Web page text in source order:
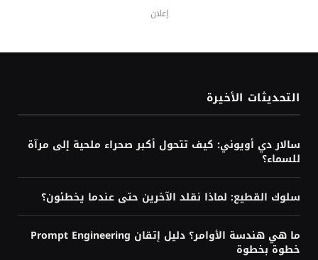
إعلان
التحديثات الأخيرة
سالار دي أويوني: كيف تتحول أكبر صحراء ملحية إلى مرآة
للسماء؟
سلوك القطيع: لماذا نقلد الآخرين حتى عندما يخطئون؟
ما هي هندسة الأوامر؟ دليل إتقان Prompt Engineering
خطوة بخطوة